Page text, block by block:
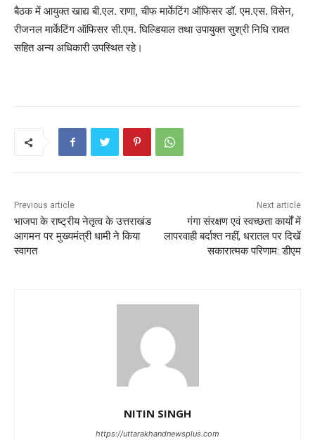
बैठक में आयुक्त खाद्य बी.एल. राणा, चीफ मार्केटिंग ऑफिसर डॉ. एम.एस. विसेन,
रीजनल मार्केटिंग ऑफिसर सी.एम. घिल्डियाल तथा उपायुक्त सुश्री निधि रावत
सहित अन्य अधिकारी उपस्थित रहे।
Previous article
भाजपा के राष्ट्रीय नेतृत्व के उत्तराखंड
आगमन पर मुख्यमंत्री धामी ने किया
स्वागत
Next article
गंगा संरक्षण एवं स्वच्छता कार्यों में
लापरवाही बर्दाश्त नहीं, धरातल पर दिखें
सकारात्मक परिणाम: डीएम
NITIN SINGH
https://uttarakhandnewsplus.com